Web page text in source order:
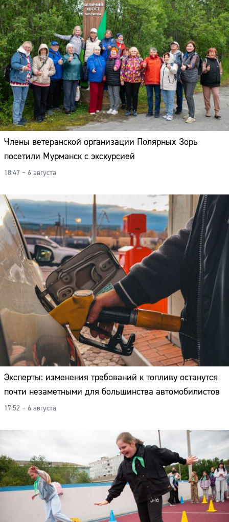
Члены ветеранской организации Полярных Зорь
посетили Мурманск с экскурсией
18:47 – 6 августа
Эксперты: изменения требований к топливу останутся
почти незаметными для большинства автомобилистов
17:52 – 6 августа
Сайт: